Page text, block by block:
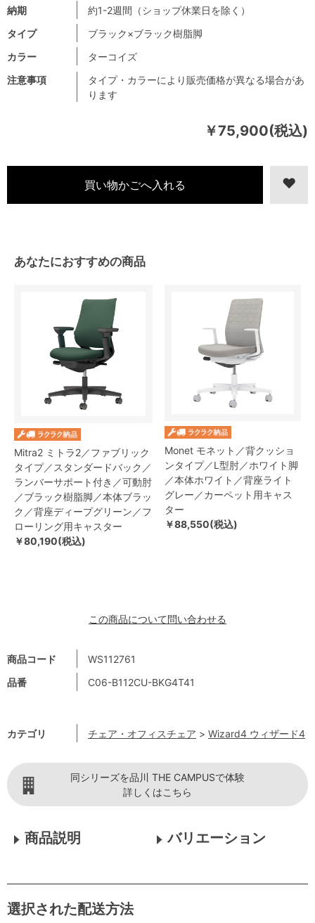
￥75,900(税込)
商品コード
WS112761
品番
C06-B112CU-BKG4T41
カテゴリ チェア・オフィスチェア > Wizard4 ウィザード4
注意事項
タイプ・カラーにより販売価格が異なる場合があ
ります
納期
約1-2週間（ショップ休業日を除く）
タイプ
ブラック×ブラック樹脂脚
カラー
ターコイズ
あなたにおすすめの商品
Mitra2 ミトラ2／ファブリック
タイプ／スタンダードバック／
ランバーサポート付き／可動肘
／ブラック樹脂脚／本体ブラッ
ク／背座ディープグリーン／フ
ローリング用キャスター
￥80,190(税込)
Monet モネット／背クッショ
ンタイプ／L型肘／ホワイト脚
／本体ホワイト／背座ライト
グレー／カーペット用キャス
ター
￥88,550(税込)
この商品について問い合わせる
同シリーズを品川 THE CAMPUSで体験
詳しくはこちら
商品説明 バリエーション
選択された配送方法